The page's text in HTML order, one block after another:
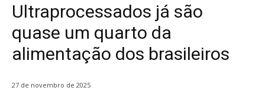
Ultraprocessados já são
quase um quarto da
alimentação dos brasileiros
27 de novembro de 2025